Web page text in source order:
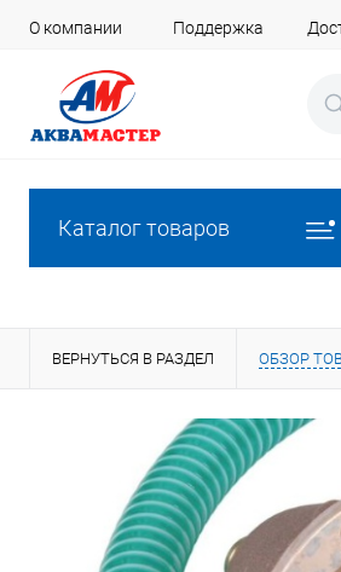
О компании Поддержка
Каталог товаров
ВЕРНУТЬСЯ В РАЗДЕЛ ОБЗОР